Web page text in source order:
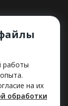
работы
на их
обработки